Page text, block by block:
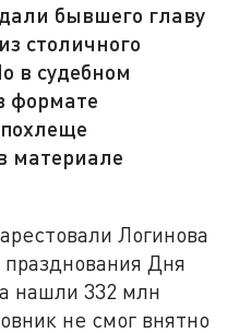
бывшего главу
столичного
в судебном
формате
материале
Логинова
празднования Дня
нашли 332 млн
не смог внятно